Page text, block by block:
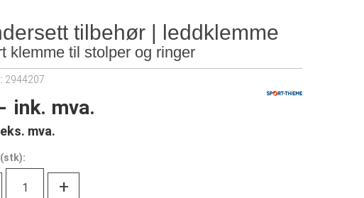
tilbehør | leddklemme
klemme til stolper og ringer
2944207
ink. mva.
eks. mva.
(stk):
+